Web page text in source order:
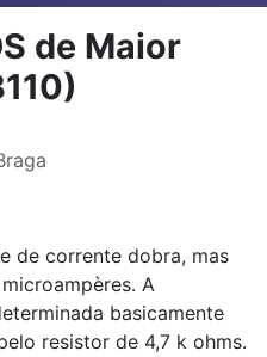
de Maior
de corrente dobra, mas
A
basicamente
resistor de 4,7 k ohms.